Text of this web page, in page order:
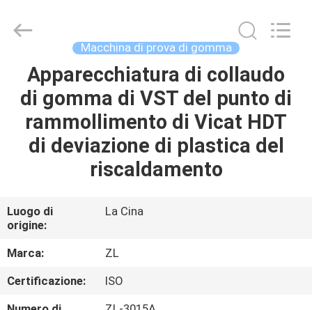
CASA
PRODOTTI
CIRCA
NOI
GIRO
DELLA
Instrument
Technology
Reserved.
Macchina di prova di gomma
Apparecchiatura di collaudo
di gomma di VST del punto di
rammollimento di Vicat HDT
di deviazione di plastica del
riscaldamento
Luogo di
origine:
La Cina
Marca:
ZL
Certificazione:
ISO